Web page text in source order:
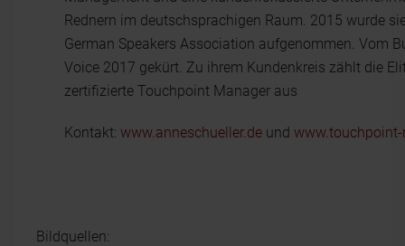
Rednern im deutschsprachigen Raum. 2015 wurde
German Speakers Association aufgenommen. Vom
Voice 2017 gekürt. Zu ihrem Kundenkreis zählt die
zertifizierte Touchpoint Manager aus
Kontakt: www.anneschueller.de und
Bildquellen: